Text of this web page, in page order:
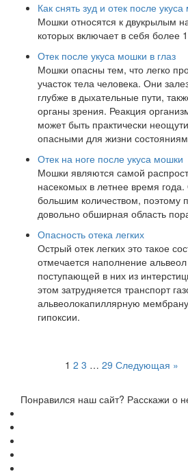
Как снять зуд и отек после
Мошки относятся к двукрылым
которых включает в себя более
Отек после укуса мошки в глаз
Мошки опасны тем, что легко
участок тела человека. Они
глубже в дыхательные пути,
органы зрения. Реакция
может быть практически
опасными для жизни
Отек на ноге после укуса мошки
Мошки являются самой
насекомых в летнее время
большим количеством, поэтому
довольно обширная область
Опасность отека легких
Острый отек легких это такое
отмечается наполнение
поступающей в них из
этом затрудняется транспорт
альвеолокапиллярную
гипоксии.
Пагинация
записей
1 2 3 … 29 Следующая »
Понравился наш сайт? Расскажи о